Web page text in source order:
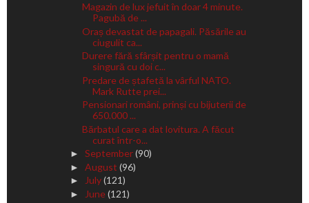
Magazin de lux jefuit în doar 4 minute.
Pagubă de ...
Oraș devastat de papagali. Păsările au
ciugulit ca...
Durere fără sfârșit pentru o mamă
singură cu doi c...
Predare de ștafetă la vârful NATO.
Mark Rutte prei...
Pensionari români, prinși cu bijuterii de
650.000 ...
Bărbatul care a dat lovitura. A făcut
curat într-o...
► September(90)
► August (96)
► July(121)
► June(121)